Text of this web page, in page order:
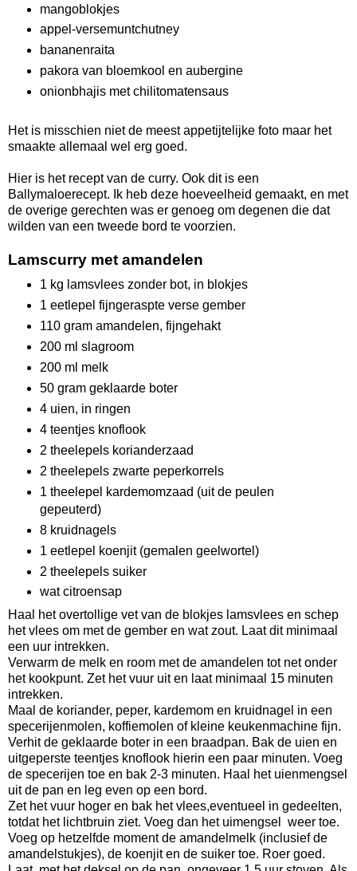
mangoblokjes
appel-versemuntchutney
bananenraita
pakora van bloemkool en aubergine
onionbhajis met chilitomatensaus
Het is misschien niet de meest appetijtelijke foto maar het
smaakte allemaal wel erg goed.
Hier is het recept van de curry. Ook dit is een
Ballymaloerecept. Ik heb deze hoeveelheid gemaakt, en met
de overige gerechten was er genoeg om degenen die dat
wilden van een tweede bord te voorzien.
Lamscurry met amandelen
1 kg lamsvlees zonder bot, in blokjes
1 eetlepel fijngeraspte verse gember
110 gram amandelen, fijngehakt
200 ml slagroom
200 ml melk
50 gram geklaarde boter
4 uien, in ringen
4 teentjes knoflook
2 theelepels korianderzaad
2 theelepels zwarte peperkorrels
1 theelepel kardemomzaad (uit de peulen
gepeuterd)
8 kruidnagels
1 eetlepel koenjit (gemalen geelwortel)
2 theelepels suiker
wat citroensap
Haal het overtollige vet van de blokjes lamsvlees en schep
het vlees om met de gember en wat zout. Laat dit minimaal
een uur intrekken.
Verwarm de melk en room met de amandelen tot net onder
het kookpunt. Zet het vuur uit en laat minimaal 15 minuten
intrekken.
Maal de koriander, peper, kardemom en kruidnagel in een
specerijenmolen, koffiemolen of kleine keukenmachine fijn.
Verhit de geklaarde boter in een braadpan. Bak de uien en
uitgeperste teentjes knoflook hierin een paar minuten. Voeg
de specerijen toe en bak 2-3 minuten. Haal het uienmengsel
uit de pan en leg even op een bord.
Zet het vuur hoger en bak het vlees,eventueel in gedeelten,
totdat het lichtbruin ziet. Voeg dan het uimengsel weer toe.
Voeg op hetzelfde moment de amandelmelk (inclusief de
amandelstukjes), de koenjit en de suiker toe. Roer goed.